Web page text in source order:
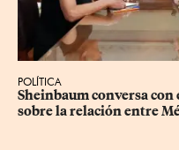
POLÍTICA
Sheinbaum conversa
sobre la relación entre